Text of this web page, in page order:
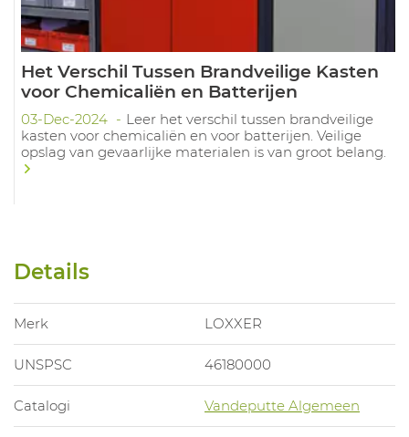
Het Verschil Tussen Brandveilige Kasten
voor Chemicaliën en Batterijen
03-Dec-2024
Leer het verschil tussen brandveilige
kasten voor chemicaliën en voor batterijen. Veilige
opslag van gevaarlijke materialen is van groot belang.
Details
Merk LOXXER
UNSPSC 46180000
Catalogi Vandeputte Algemeen